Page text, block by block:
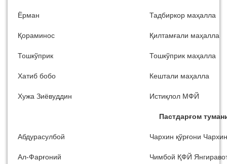
Ёрман Тадбиркор маҳалла
Қораминос Қилтамғали маҳалла
Тошкўприк Тошкўприк маҳалла
Хатиб бобо Кештали маҳалла
Хужа Зиёвуддин Истиқлол МФЙ
Пастдарғом
Абдурасулбой Чархин қўрғони
Ал-Фарғоний Чимбой ҚФЙ